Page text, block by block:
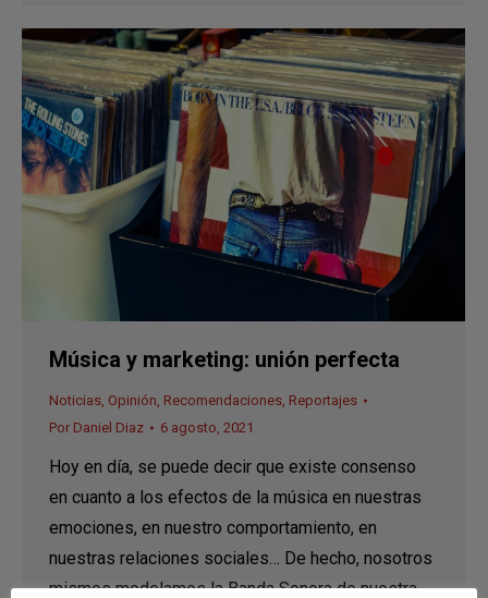
Música y marketing: unión perfecta
Noticias, Opinión, Recomendaciones, Reportajes
Por Daniel Diaz 6 agosto, 2021
Hoy en día, se puede decir que existe consenso
en cuanto a los efectos de la música en nuestras
emociones, en nuestro comportamiento, en
nuestras relaciones sociales… De hecho, nosotros
mismos modelamos la Banda Sonora de nuestra